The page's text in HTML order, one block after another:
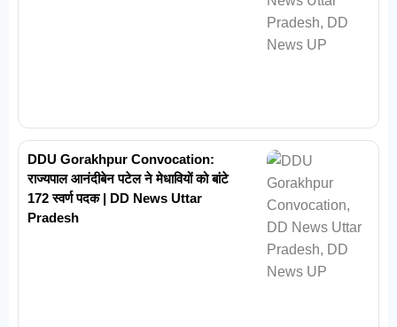
DDU Gorakhpur Convocation:
राज्यपाल आनंदीबेन पटेल ने मेधावियों को बांटे
172 स्वर्ण पदक | DD News Uttar
Pradesh